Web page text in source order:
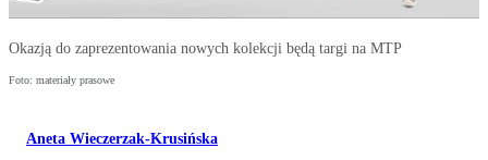
Okazją do zaprezentowania nowych kolekcji będą targi na MTP
Foto: materiały prasowe
Aneta Wieczerzak-Krusińska